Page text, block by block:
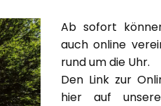
Ab sofort
auch online
rund um die Uhr.
Den Link zur
hier auf